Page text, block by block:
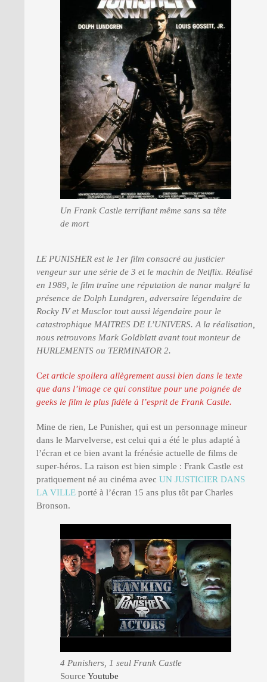
Un Frank Castle terrifiant même sans sa tête
de mort
LE PUNISHER est le 1er film consacré au justicier
vengeur sur une série de 3 et le machin de Netflix. Réalisé
en 1989, le film traîne une réputation de nanar malgré la
présence de Dolph Lundgren, adversaire légendaire de
Rocky IV et Musclor tout aussi légendaire pour le
catastrophique MAITRES DE L’UNIVERS. A la réalisation,
nous retrouvons Mark Goldblatt avant tout monteur de
HURLEMENTS ou TERMINATOR 2.
Cet article spoilera allègrement aussi bien dans le texte
que dans l’image ce qui constitue pour une poignée de
geeks le film le plus fidèle à l’esprit de Frank Castle.
Mine de rien, Le Punisher, qui est un personnage mineur
dans le Marvelverse, est celui qui a été le plus adapté à
l’écran et ce bien avant la frénésie actuelle de films de
super-héros. La raison est bien simple : Frank Castle est
pratiquement né au cinéma avec UN JUSTICIER DANS
LA VILLE porté à l’écran 15 ans plus tôt par Charles
Bronson.
4 Punishers, 1 seul Frank Castle
Source Youtube